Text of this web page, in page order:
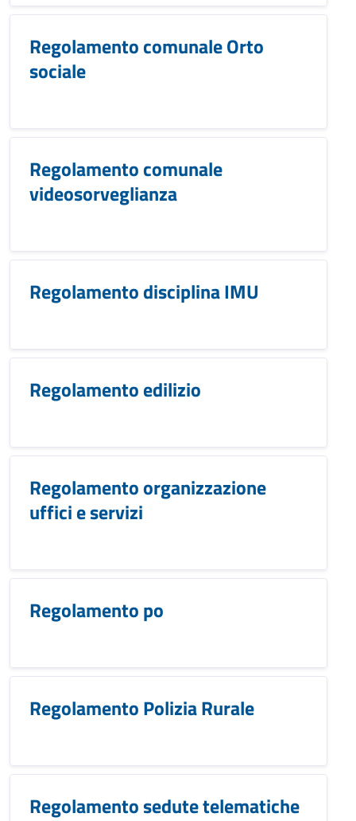
Regolamento comunale Orto
sociale
Regolamento comunale
videosorveglianza
Regolamento disciplina IMU
Regolamento edilizio
Regolamento organizzazione
uffici e servizi
Regolamento po
Regolamento Polizia Rurale
Regolamento sedute telematiche